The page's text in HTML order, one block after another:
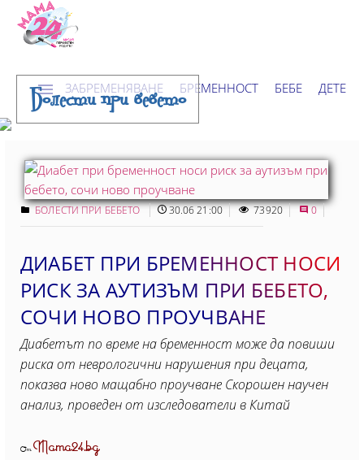
ЗАБРЕМЕНЯВАНЕ БРЕМЕННОСТ БЕБЕ ДЕТЕ
ДОМ НОВИНИ
Болести при бебето
БОЛЕСТИ ПРИ БЕБЕТО 30.06 21:00 73920 0
ДИАБЕТ ПРИ БРЕМЕННОСТ НОСИ
РИСК ЗА АУТИЗЪМ ПРИ БЕБЕТО,
СОЧИ НОВО ПРОУЧВАНЕ
Диабетът по време на бременност може да повиши
риска от неврологични нарушения при децата,
показва ново мащабно проучване Скорошен научен
анализ, проведен от изследователи в Китай
ОтMama24.bg